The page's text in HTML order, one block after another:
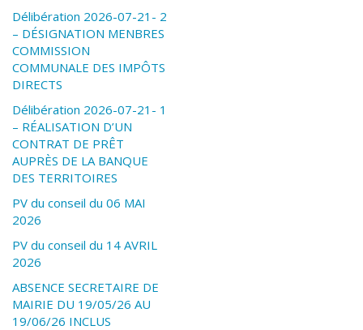
Délibération 2026-07-21- 2
– DÉSIGNATION MENBRES
COMMISSION
COMMUNALE DES IMPÔTS
DIRECTS
Délibération 2026-07-21- 1
– RÉALISATION D’UN
CONTRAT DE PRÊT
AUPRÈS DE LA BANQUE
DES TERRITOIRES
PV du conseil du 06 MAI
2026
PV du conseil du 14 AVRIL
2026
ABSENCE SECRETAIRE DE
MAIRIE DU 19/05/26 AU
19/06/26 INCLUS